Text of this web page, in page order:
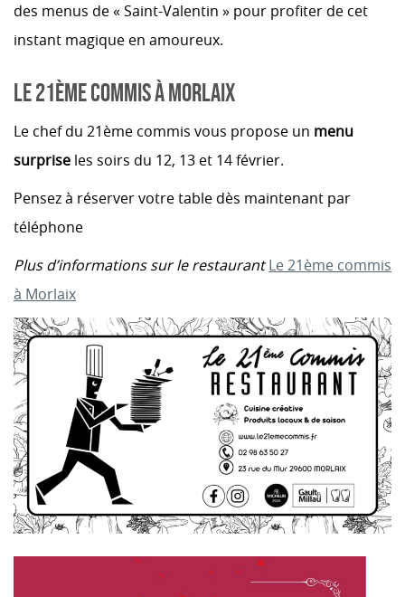
des menus de « Saint-Valentin » pour profiter de cet
instant magique en amoureux.
LE 21ÈME COMMIS À MORLAIX
Le chef du 21ème commis vous propose un menu
surprise les soirs du 12, 13 et 14 février.
Pensez à réserver votre table dès maintenant par
téléphone
Plus d’informations sur le restaurantLe 21ème commis
à Morlaix